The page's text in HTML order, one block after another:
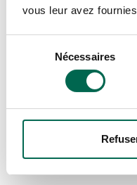
vous leur avez
consentement
Nécessaires